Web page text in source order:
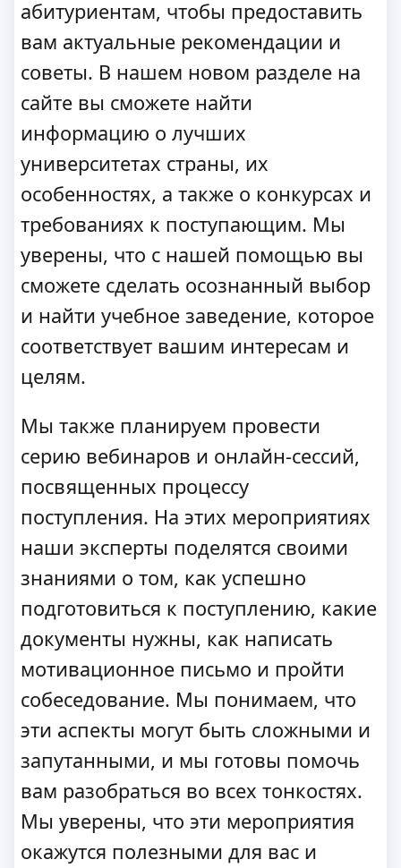
абитуриентам, чтобы предоставить
вам актуальные рекомендации и
советы. В нашем новом разделе на
сайте вы сможете найти
информацию о лучших
университетах страны, их
особенностях, а также о конкурсах и
требованиях к поступающим. Мы
уверены, что с нашей помощью вы
сможете сделать осознанный выбор
и найти учебное заведение, которое
соответствует вашим интересам и
целям.
Мы также планируем провести
серию вебинаров и онлайн-сессий,
посвященных процессу
поступления. На этих мероприятиях
наши эксперты поделятся своими
знаниями о том, как успешно
подготовиться к поступлению, какие
документы нужны, как написать
мотивационное письмо и пройти
собеседование. Мы понимаем, что
эти аспекты могут быть сложными и
запутанными, и мы готовы помочь
вам разобраться во всех тонкостях.
Мы уверены, что эти мероприятия
окажутся полезными для вас и